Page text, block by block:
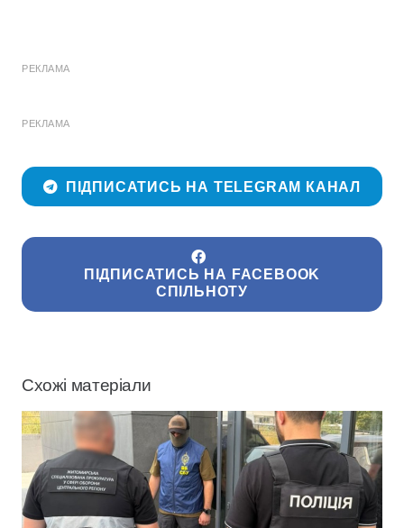
РЕКЛАМА
РЕКЛАМА
ПІДПИСАТИСЬ НА TELEGRAM КАНАЛ
ПІДПИСАТИСЬ НА FACEBOOK
СПІЛЬНОТУ
Схожі матеріали